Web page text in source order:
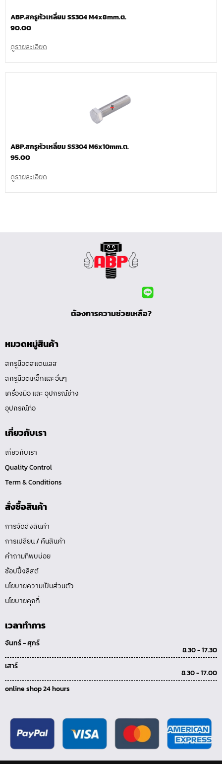
ABP.สกรูหัวเหลี่ยม SS304 M4x8mm.ต.
90.00
ดูรายละเอียด
ABP.สกรูหัวเหลี่ยม SS304 M6x10mm.ต.
95.00
ดูรายละเอียด
ต้องการความช่วยเหลือ?
หมวดหมู่สินค้า
สกรูน๊อตสแตนเลส
สกรูน๊อตเหล็กและอื่นๆ
เครื่องมือ และ อุปกรณ์ช่าง
อุปกรณ์ท่อ
เกี่ยวกับเรา
เกี่ยวกับเรา
Quality Control
Term & Conditions
สั่งซื้อสินค้า
การจัดส่งสินค้า
การเปลี่ยน / คืนสินค้า
คำถามที่พบบ่อย
ช้อปปิ้งลิสต์
นโยบายความเป็นส่วนตัว
นโยบายคุกกี้
เวลาทำการ
จันทร์ - ศุกร์
8.30 - 17.30
เสาร์
8.30 - 17.00
online shop 24 hours